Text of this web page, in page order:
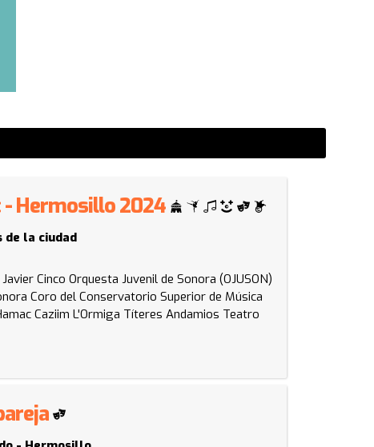
Hermosillo 2024
de la ciudad
Javier Cinco Orquesta Juvenil de Sonora (OJUSON)
Coro del Conservatorio Superior de Música
Caziim L'Ormiga Títeres Andamios Teatro